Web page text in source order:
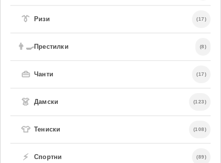
👔 Ризи (17)
👨‍🍳Престилки (8)
👜 Чанти (17)
👗 Дамски (123)
👕 Тениски (108)
⚡ Спортни (89)